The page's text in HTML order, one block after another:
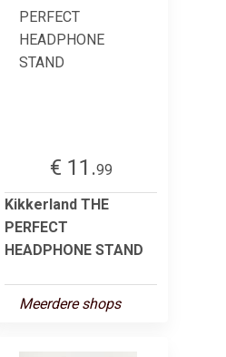
€ 11.99
Kikkerland THE
PERFECT
HEADPHONE STAND
Meerdere shops